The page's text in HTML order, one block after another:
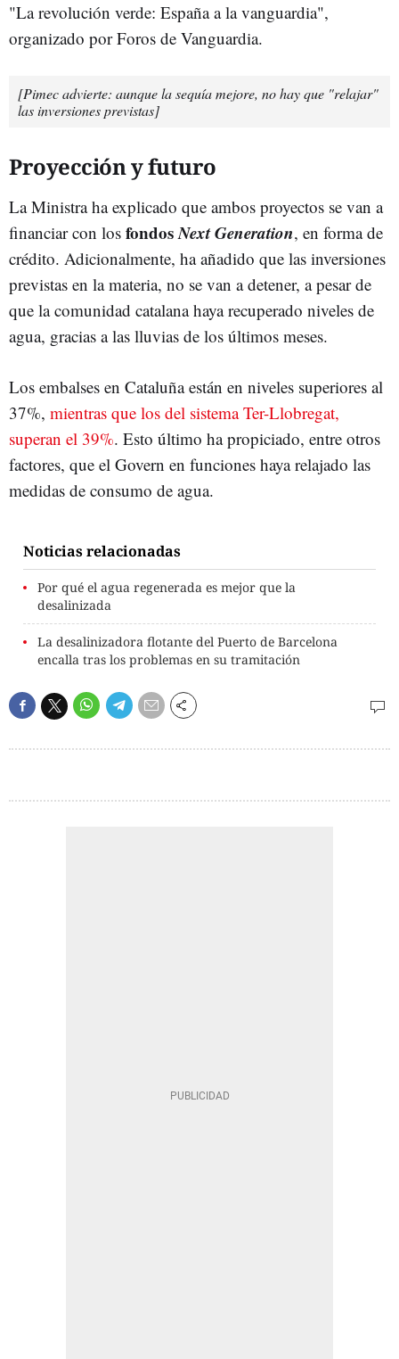
"La revolución verde: España a la vanguardia",
organizado por Foros de Vanguardia.
[Pimec advierte: aunque la sequía mejore, no hay que "relajar"
las inversiones previstas]
Proyección y futuro
La Ministra ha explicado que ambos proyectos se van a
financiar con los fondosNext Generation, en forma de
crédito. Adicionalmente, ha añadido que las inversiones
previstas en la materia, no se van a detener, a pesar de
que la comunidad catalana haya recuperado niveles de
agua, gracias a las lluvias de los últimos meses.
Los embalses en Cataluña están en niveles superiores al
37%, mientras que los del sistema Ter-Llobregat,
superan el 39%. Esto último ha propiciado, entre otros
factores, que el Govern en funciones haya relajado las
medidas de consumo de agua.
Noticias relacionadas
Por qué el agua regenerada es mejor que la
desalinizada
La desalinizadora flotante del Puerto de Barcelona
encalla tras los problemas en su tramitación